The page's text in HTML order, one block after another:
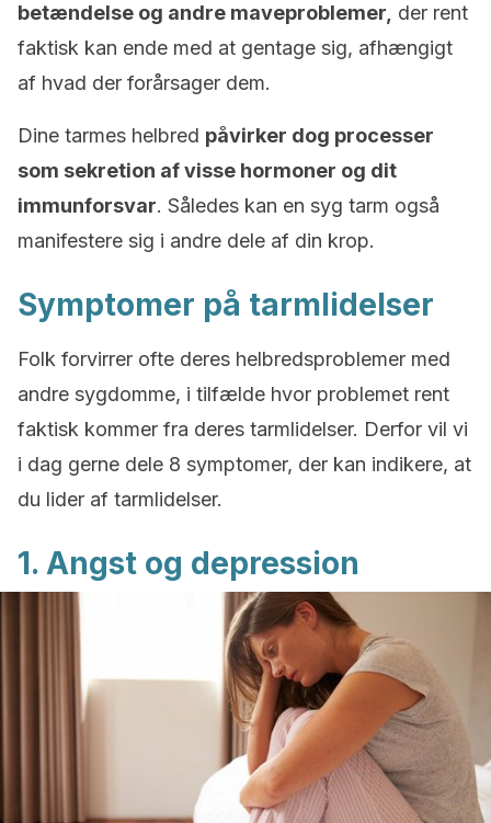
betændelse og andre maveproblemer, der rent
faktisk kan ende med at gentage sig, afhængigt
af hvad der forårsager dem.
Dine tarmes helbred påvirker dog processer
som sekretion af visse hormoner og dit
immunforsvar. Således kan en syg tarm også
manifestere sig i andre dele af din krop.
Symptomer på tarmlidelser
Folk forvirrer ofte deres helbredsproblemer med
andre sygdomme, i tilfælde hvor problemet rent
faktisk kommer fra deres tarmlidelser. Derfor vil vi
i dag gerne dele 8 symptomer, der kan indikere, at
du lider af tarmlidelser.
1. Angst og depression